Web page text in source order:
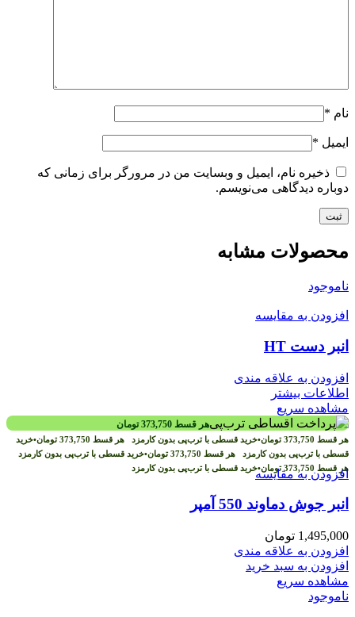
نام *
ایمیل *
ذخیره نام، ایمیل و وبسایت من در مرورگر برای زمانی که
دوباره دیدگاهی می‌نویسم.
محصولات مشابه
ناموجود
افزودن به مقایسه
انبر دست HT
افزودن به علاقه مندی
اطلاعات بیشتر
مشاهده سریع
هر قسط 373,750 تومان
هر قسط 373,750 تومان•خرید قسطی با ترب‌پی بدون کارمزد هر قسط 373,750 تومان•خرید
قسطی با ترب‌پی بدون کارمزد هر قسط 373,750 تومان•خرید قسطی با ترب‌پی بدون کارمزد
هر قسط 373,750 تومان•خرید قسطی با ترب‌پی بدون کارمزدافزودن به مقایسه
انبر جوش دماوند 550 آمپر
1,495,000 تومان
افزودن به علاقه مندی
افزودن به سبد خرید
مشاهده سریع
ناموجود